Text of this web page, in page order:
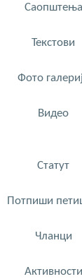
Саопштења
Текстови
Фото
Видео
Статут
Потпиши
Чланци
Активности